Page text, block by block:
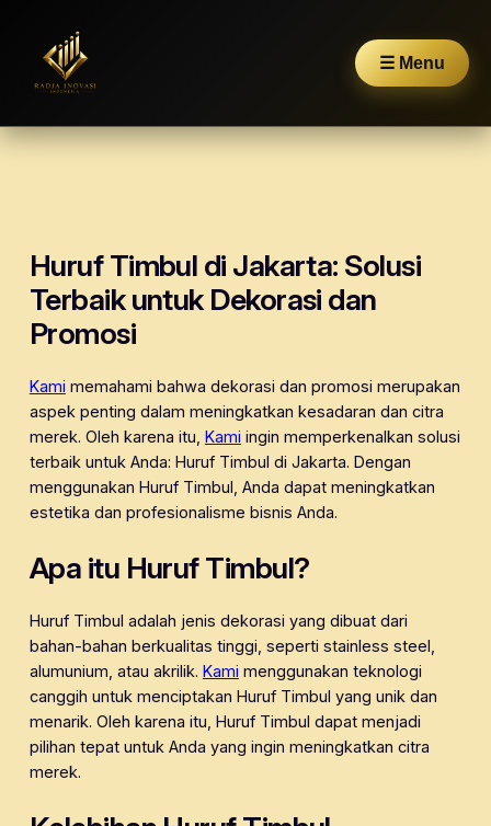
☰ Menu
Skip
Huruf Timbul di Jakarta: Solusi
Terbaik untuk Dekorasi dan
Promosi
Kami memahami bahwa dekorasi dan promosi merupakan
aspek penting dalam meningkatkan kesadaran dan citra
merek. Oleh karena itu, Kami ingin memperkenalkan solusi
terbaik untuk Anda: Huruf Timbul di Jakarta. Dengan
menggunakan Huruf Timbul, Anda dapat meningkatkan
estetika dan profesionalisme bisnis Anda.
Apa itu Huruf Timbul?
Huruf Timbul adalah jenis dekorasi yang dibuat dari
bahan-bahan berkualitas tinggi, seperti stainless steel,
alumunium, atau akrilik. Kami menggunakan teknologi
canggih untuk menciptakan Huruf Timbul yang unik dan
menarik. Oleh karena itu, Huruf Timbul dapat menjadi
pilihan tepat untuk Anda yang ingin meningkatkan citra
merek.